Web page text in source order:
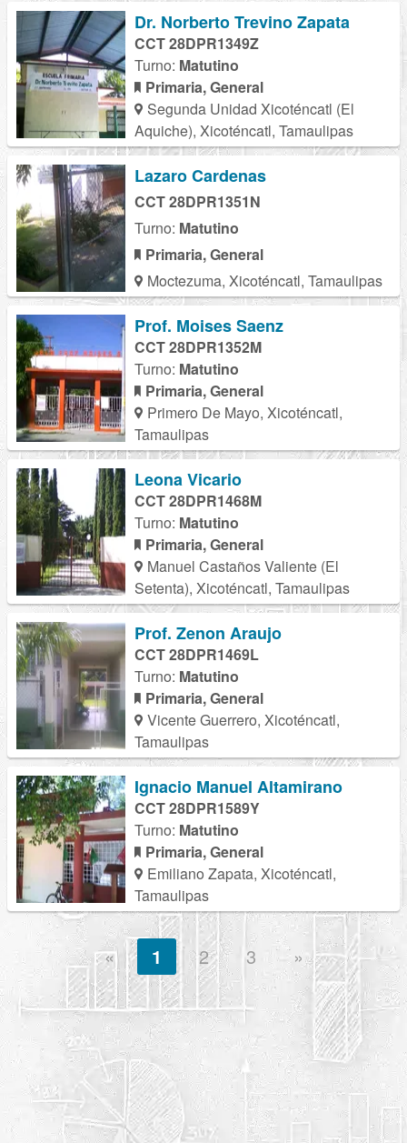
Dr. Norberto Trevino Zapata
CCT 28DPR1349Z
Turno: Matutino
Primaria, General
Segunda Unidad Xicoténcatl (El
Aquiche), Xicoténcatl, Tamaulipas
Lazaro Cardenas
CCT 28DPR1351N
Turno: Matutino
Primaria, General
Moctezuma, Xicoténcatl, Tamaulipas
Prof. Moises Saenz
CCT 28DPR1352M
Turno: Matutino
Primaria, General
Primero De Mayo, Xicoténcatl,
Tamaulipas
Leona Vicario
CCT 28DPR1468M
Turno: Matutino
Primaria, General
Manuel Castaños Valiente (El
Setenta), Xicoténcatl, Tamaulipas
Prof. Zenon Araujo
CCT 28DPR1469L
Turno: Matutino
Primaria, General
Vicente Guerrero, Xicoténcatl,
Tamaulipas
Ignacio Manuel Altamirano
CCT 28DPR1589Y
Turno: Matutino
Primaria, General
Emiliano Zapata, Xicoténcatl,
Tamaulipas
« 1 2 3 »